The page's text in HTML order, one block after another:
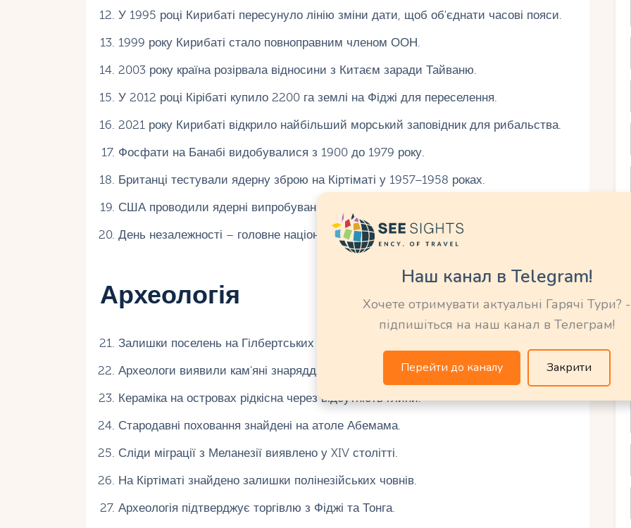
У 1995 році Кирибаті пересунуло лінію зміни дати, щоб об'єднати часові пояси.
1999 року Кирибаті стало повноправним членом ООН.
2003 року країна розірвала відносини з Китаєм заради Тайваню.
У 2012 році Кірібаті купило 2200 га землі на Фіджі для переселення.
2021 року Кирибаті відкрило найбільший морський заповідник для рибальства.
Фосфати на Банабі видобувалися з 1900 до 1979 року.
Британці тестували ядерну зброю на Кіртіматі у 1957–1958 роках.
США проводили ядерні випробування на Кіртіматі 1962 року.
День незалежності – головне національне свято.
Археологія
Залишки поселень на Гілбертських островах датуються 3000 до н.е.
Археологи виявили кам'яні знаряддя на Банабі.
Кераміка на островах рідкісна через відсутність глини.
Стародавні поховання знайдені на атоле Абемама.
Сліди міграції з Меланезії виявлено у XIV столітті.
На Кіртіматі знайдено залишки полінезійських човнів.
Археологія підтверджує торгівлю з Фіджі та Тонга.
Наш канал в Telegram!
Хочете отримувати актуальні Гарячі Тури? -
підпишіться на наш канал в Телеграм!
Перейти до каналу Закрити